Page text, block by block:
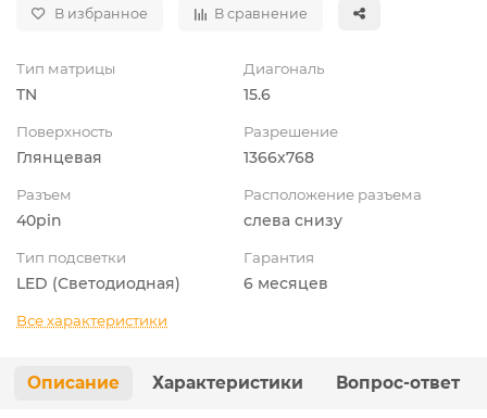
В избранное В сравнение
Тип матрицы
TN
Диагональ
15.6
Поверхность
Глянцевая
Разрешение
1366x768
Разъем
40pin
Расположение разъема
слева снизу
Тип подсветки
LED (Светодиодная)
Гарантия
6 месяцев
Все характеристики
Описание Характеристики Вопрос-ответ